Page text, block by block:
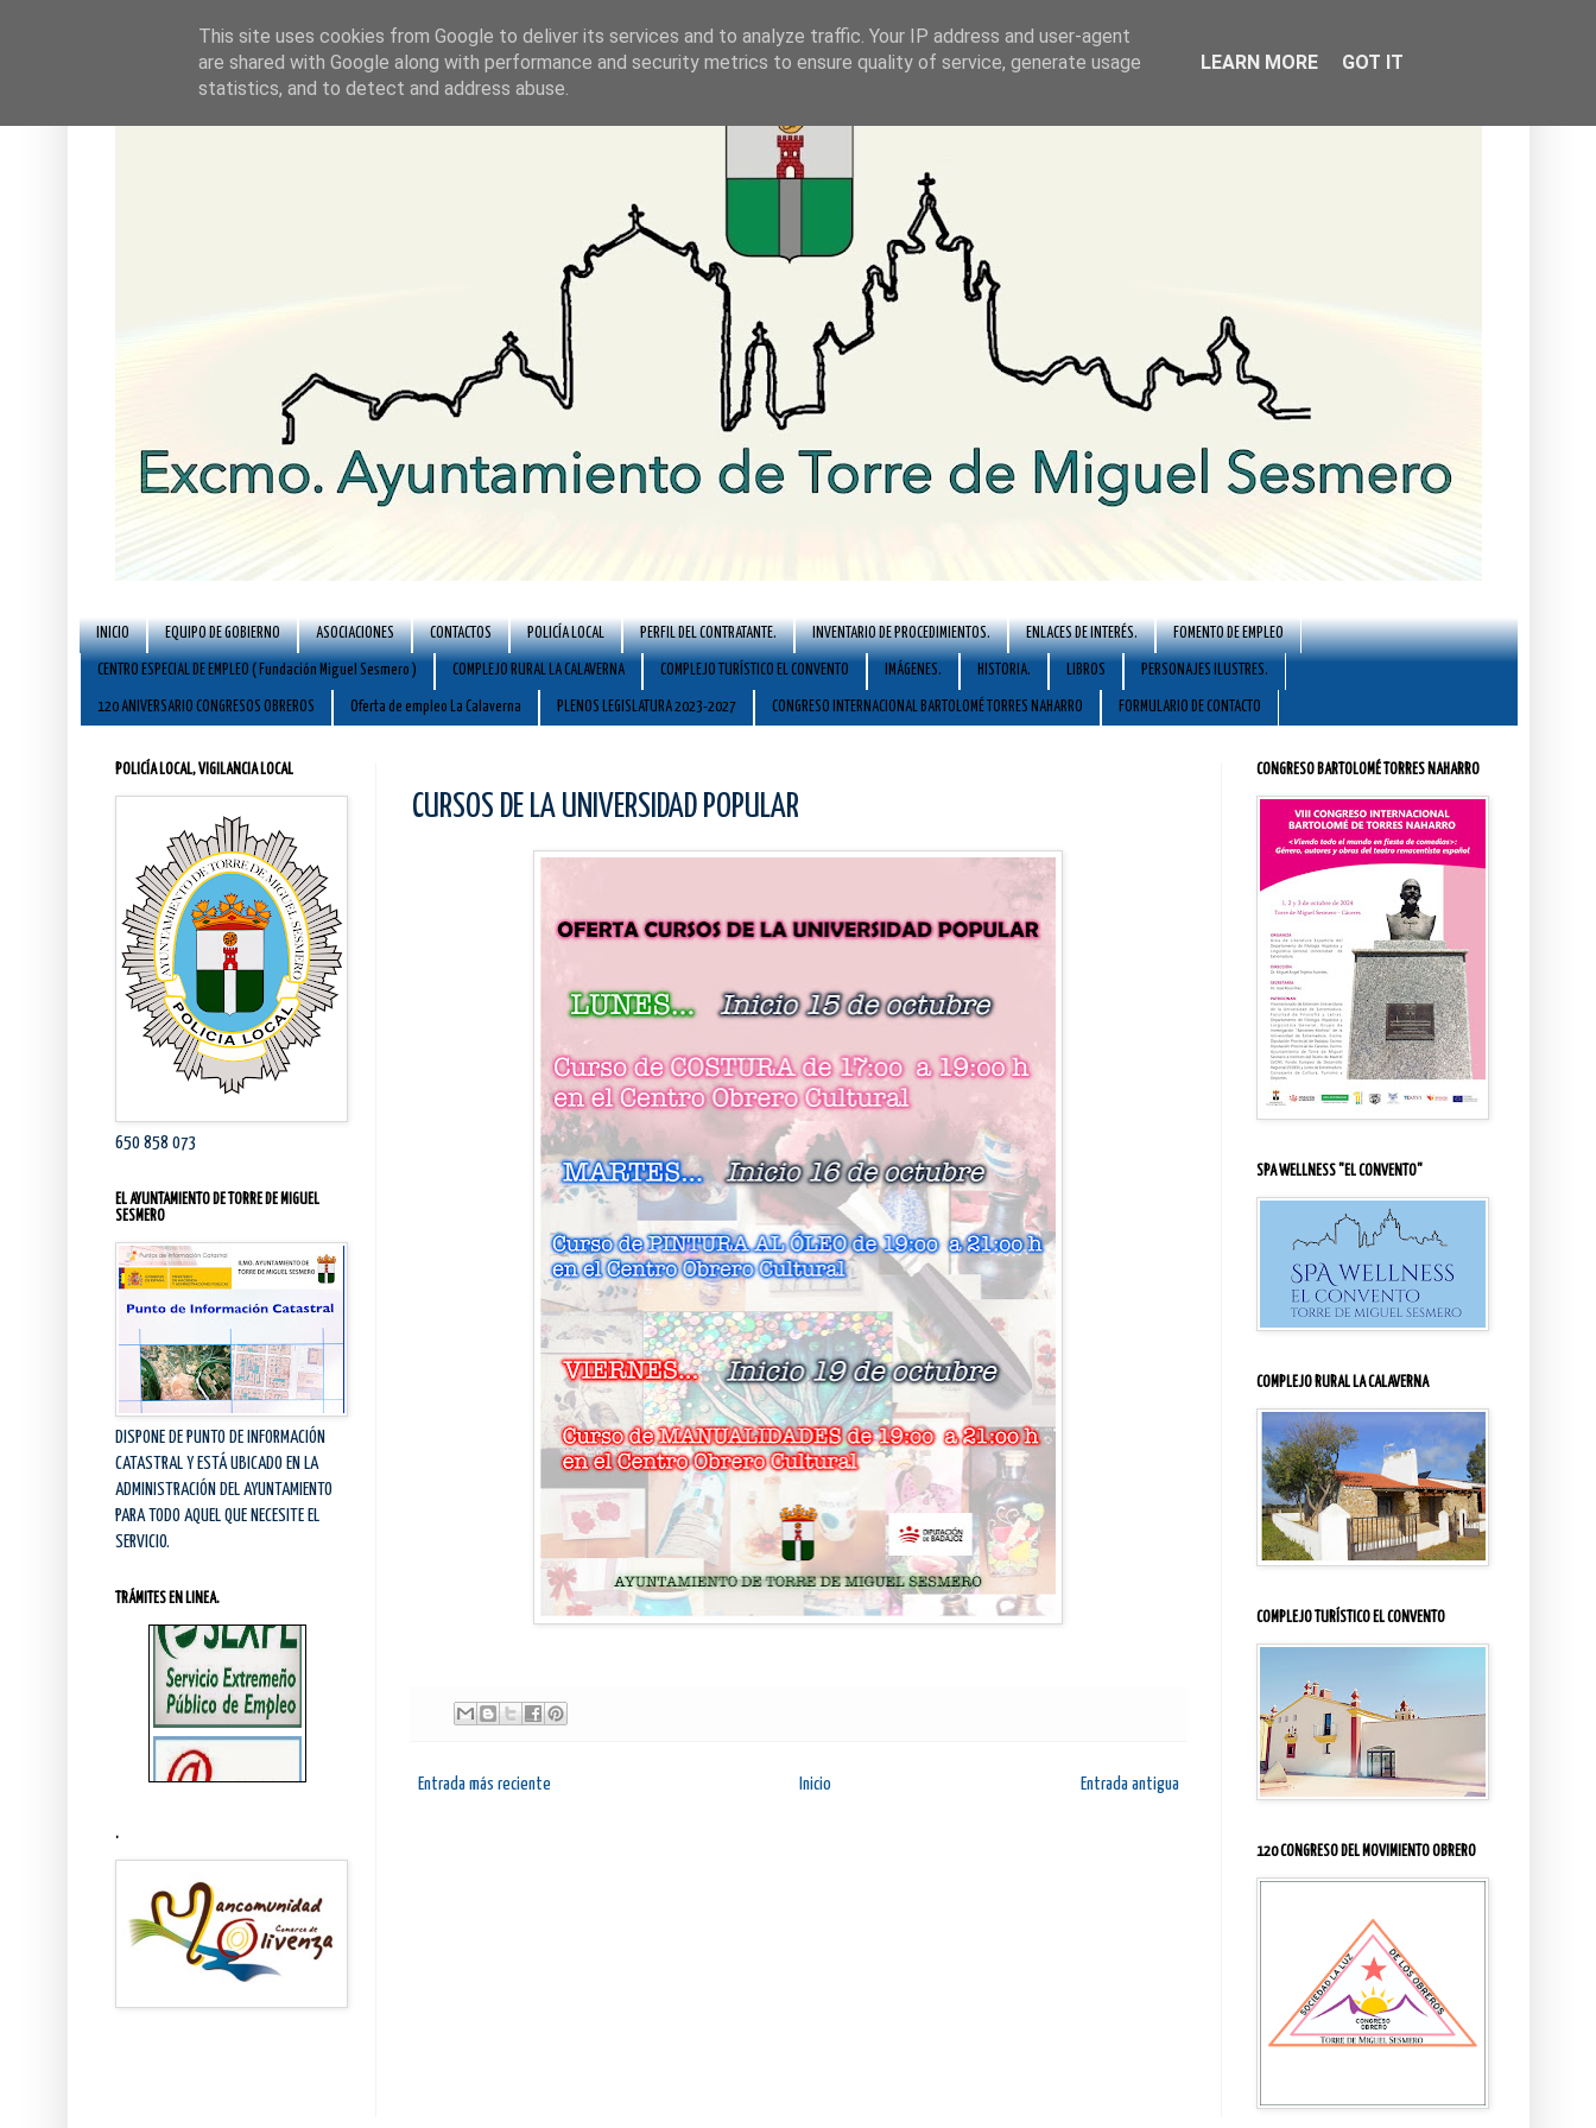
INICIO EQUIPO DE GOBIERNO ASOCIACIONES CONTACTOS POLICÍA LOCAL PERFIL DEL CONTRATANTE. INVENTARIO DE PROCEDIMIENTOS. ENLACES DE INTERÉS. FOMENTO DE EMPLEO
CENTRO ESPECIAL DE EMPLEO ( Fundación Miguel Sesmero ) COMPLEJO RURAL LA CALAVERNA COMPLEJO TURÍSTICO EL CONVENTO IMÁGENES. HISTORIA. LIBROS PERSONAJES ILUSTRES.
120 ANIVERSARIO CONGRESOS OBREROS Oferta de empleo La Calaverna PLENOS LEGISLATURA 2023-2027 CONGRESO INTERNACIONAL BARTOLOMÉ TORRES NAHARRO FORMULARIO DE CONTACTO
CURSOS DE LA UNIVERSIDAD POPULAR
Entrada más reciente Entrada antigua
Inicio
POLICÍA LOCAL, VIGILANCIA LOCAL
650 858 073
EL AYUNTAMIENTO DE TORRE DE MIGUEL
SESMERO
DISPONE DE PUNTO DE INFORMACIÓN
CATASTRAL Y ESTÁ UBICADO EN LA
ADMINISTRACIÓN DEL AYUNTAMIENTO
PARA TODO AQUEL QUE NECESITE EL
SERVICIO.
TRÁMITES EN LINEA.
.
CONGRESO BARTOLOMÉ TORRES NAHARRO
SPA WELLNESS "EL CONVENTO"
COMPLEJO RURAL LA CALAVERNA
COMPLEJO TURÍSTICO EL CONVENTO
120 CONGRESO DEL MOVIMIENTO OBRERO
This site uses cookies from Google to deliver its services and to analyze traffic. Your IP address and user-agent
are shared with Google along with performance and security metrics to ensure quality of service, generate usage
statistics, and to detect and address abuse.
LEARN MORE GOT IT